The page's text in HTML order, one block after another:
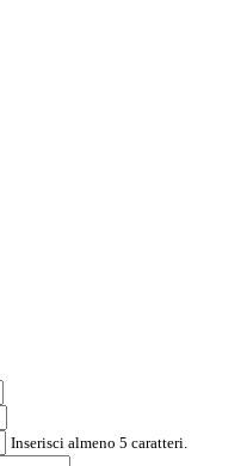
Inserisci almeno 5 caratteri.